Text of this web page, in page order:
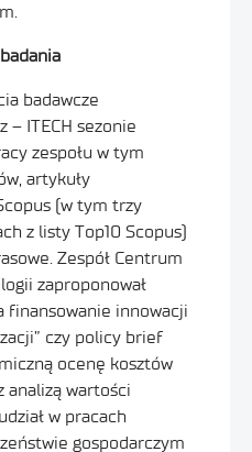
badawcze
– ITECH sezonie
zespołu w tym
artykuły
(w tym trzy
z listy Top10 Scopus)
Zespół Centrum
zaproponował
finansowanie innowacji
czy policy brief
ocenę kosztów
analizą wartości
w pracach
gospodarczym